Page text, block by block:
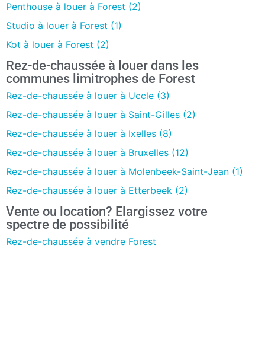
Penthouse à louer à Forest (2)
Studio à louer à Forest (1)
Kot à louer à Forest (2)
Rez-de-chaussée à louer dans les
communes limitrophes de Forest
Rez-de-chaussée à louer à Uccle (3)
Rez-de-chaussée à louer à Saint-Gilles (2)
Rez-de-chaussée à louer à Ixelles (8)
Rez-de-chaussée à louer à Bruxelles (12)
Rez-de-chaussée à louer à Molenbeek-Saint-Jean (1)
Rez-de-chaussée à louer à Etterbeek (2)
Vente ou location? Elargissez votre
spectre de possibilité
Rez-de-chaussée à vendre Forest